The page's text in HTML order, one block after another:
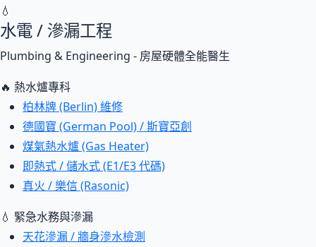
💧
水電 / 滲漏工程
Plumbing & Engineering - 房屋硬體全能醫生
🔥 熱水爐專科
柏林牌 (Berlin) 維修
德國寶 (German Pool) / 斯寶亞創
煤氣熱水爐 (Gas Heater)
即熱式 / 儲水式 (E1/E3 代碼)
真火 / 樂信 (Rasonic)
💧 緊急水務與滲漏
天花滲漏 / 牆身滲水檢測